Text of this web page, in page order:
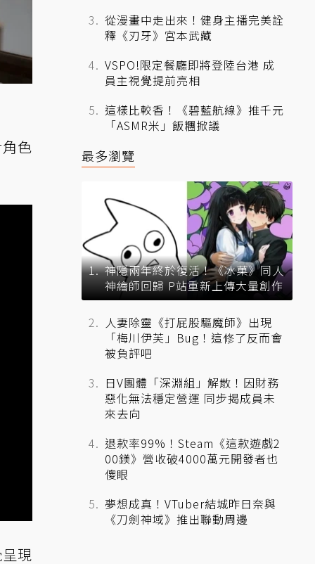
色
現
從漫畫中走出來！健身主播完美詮
釋《刃牙》宮本武藏
VSPO!限定餐廳即將登陸台港 成
員主視覺提前亮相
這樣比較香！《碧藍航線》推千元
「ASMR米」飯糰掀議
最多瀏覽
神隱兩年終於復活！《冰菓》同人
神繪師回歸 P站重新上傳大量創作
人妻除靈《打屁股驅魔師》出現
「梅川伊芙」Bug！這修了反而會
被負評吧
日V團體「深淵組」解散！因財務
惡化無法穩定營運 同步揭成員未
來去向
退款率99%！Steam《這款遊戲2
00鎂》營收破4000萬元開發者也
傻眼
夢想成真！VTuber結城昨日奈與
《刀劍神域》推出聯動周邊